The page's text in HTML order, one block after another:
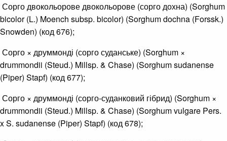
Сорго двокольорове двокольорове (сорго дохна) (Sorghum
bicolor (L.) Moench subsp. bicolor) (Sorghum dochna (Forssk.)
Snowden) (код 676);
Сорго × друммонді (сорго суданське) (Sorghum ×
drummondii (Steud.) Millsp. & Chase) (Sorghum sudanense
(Piper) Stapf) (код 677);
Сорго × друммонді (сорго-суданковий гібрид) (Sorghum ×
drummondii (Steud.) Millsp. & Chase) (Sorghum vulgare Pers.
x S. sudanense (Piper) Stapf) (код 678);